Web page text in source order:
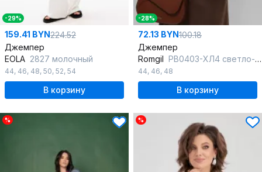
-29%
159.41 BYN224.52
Джемпер
EOLA 2827 молочный
44, 46, 48, 50, 52, 54
В корзину
-28%
72.13 BYN100.18
Джемпер
Romgil РВ0403-ХЛ4 светло-бежевый
44, 46, 48
В корзину
% %